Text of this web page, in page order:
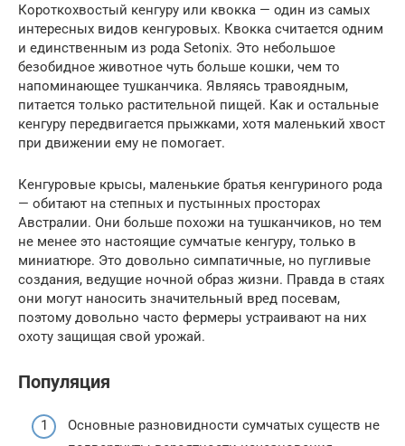
Короткохвостый кенгуру или квокка — один из самых
интересных видов кенгуровых. Квокка считается одним
и единственным из рода Setonix. Это небольшое
безобидное животное чуть больше кошки, чем то
напоминающее тушканчика. Являясь травоядным,
питается только растительной пищей. Как и остальные
кенгуру передвигается прыжками, хотя маленький хвост
при движении ему не помогает.
Кенгуровые крысы, маленькие братья кенгуриного рода
— обитают на степных и пустынных просторах
Австралии. Они больше похожи на тушканчиков, но тем
не менее это настоящие сумчатые кенгуру, только в
миниатюре. Это довольно симпатичные, но пугливые
создания, ведущие ночной образ жизни. Правда в стаях
они могут наносить значительный вред посевам,
поэтому довольно часто фермеры устраивают на них
охоту защищая свой урожай.
Популяция
Основные разновидности сумчатых существ не